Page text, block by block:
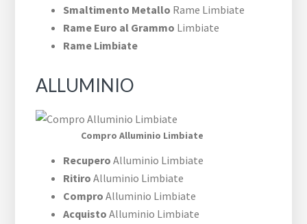
Smaltimento Metallo Rame Limbiate
Rame Euro al Grammo Limbiate
Rame Limbiate
ALLUMINIO
Compro Alluminio Limbiate
RecuperoAlluminio Limbiate
Ritiro Alluminio Limbiate
Compro Alluminio Limbiate
Acquisto Alluminio Limbiate